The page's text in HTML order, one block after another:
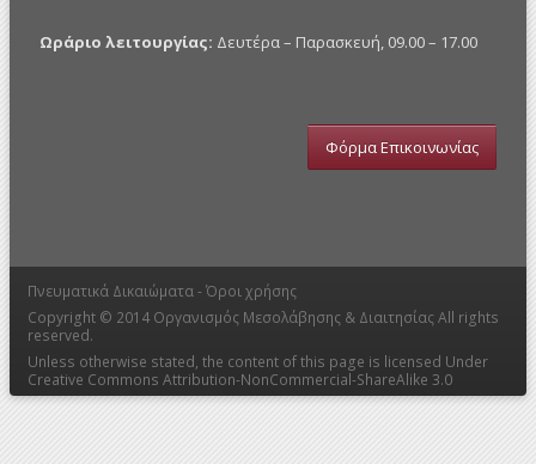
Ωράριο λειτουργίας: Δευτέρα – Παρασκευή, 09.00 – 17.00
Φόρμα Επικοινωνίας
Πνευματικά Δικαιώματα - Όροι χρήσης
Copyright © 2014 Οργανισμός Μεσολάβησης & Διαιτησίας All rights
reserved.
Unless otherwise stated, the content of this page is licensed Under
Creative Commons Attribution-NonCommercial-ShareAlike 3.0